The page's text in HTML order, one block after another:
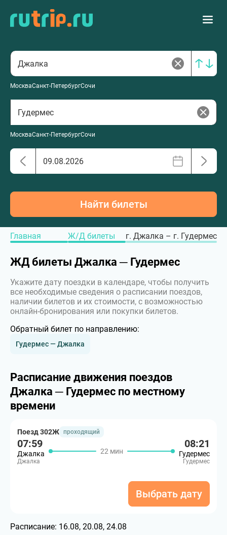
МоскваСанкт-ПетербургСочи
МоскваСанкт-ПетербургСочи
Найти билеты
Главная Ж/Д билеты г. Джалка – г. Гудермес
ЖД билеты Джалка ─ Гудермес
Укажите дату поездки в календаре, чтобы получить
все необходимые сведения о расписании поездов,
наличии билетов и их стоимости, с возможностью
онлайн-бронирования или покупки билетов.
Обратный билет по направлению:
Гудермес — Джалка
Расписание движения поездов
Джалка ─ Гудермес по местному
времени
Поезд 302Ж проходящий
07:59
Джалка
Джалка
22 мин
08:21
Гудермес
Гудермес
Выбрать дату
Расписание: 16.08, 20.08, 24.08